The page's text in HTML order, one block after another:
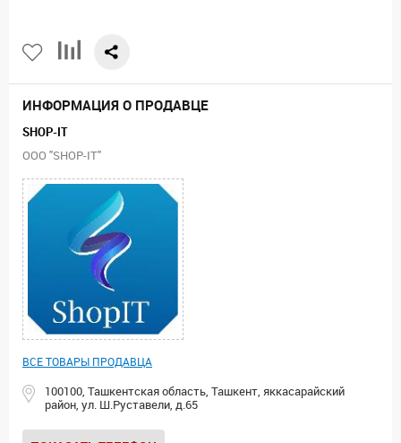
ИНФОРМАЦИЯ О ПРОДАВЦЕ
SHOP-IT
ООО "SHOP-IT"
ВСЕ ТОВАРЫ ПРОДАВЦА
100100, Ташкентская область, Ташкент, яккасарайский
район, ул. Ш.Руставели, д.65